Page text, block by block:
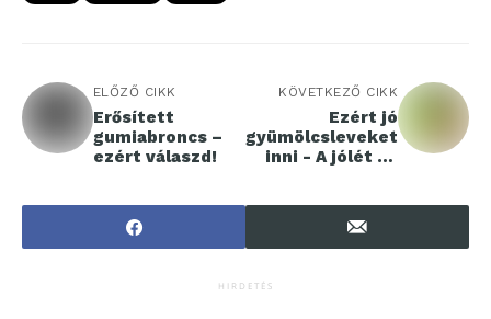
ELŐZŐ CIKK
Erősített
gumiabroncs –
ezért válaszd!
KÖVETKEZŐ CIKK
Ezért jó
gyümölcsleveket
inni - A jólét és
HIRDETÉS